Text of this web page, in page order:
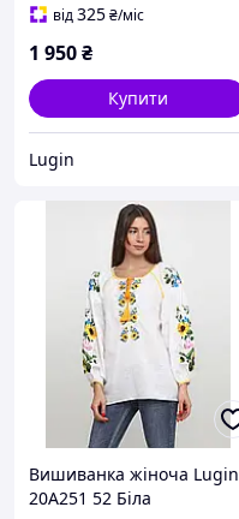
від325₴/міс
1 950₴
Купити
Lugin
Вишиванка жіноча Lugin
20А251 52 Біла